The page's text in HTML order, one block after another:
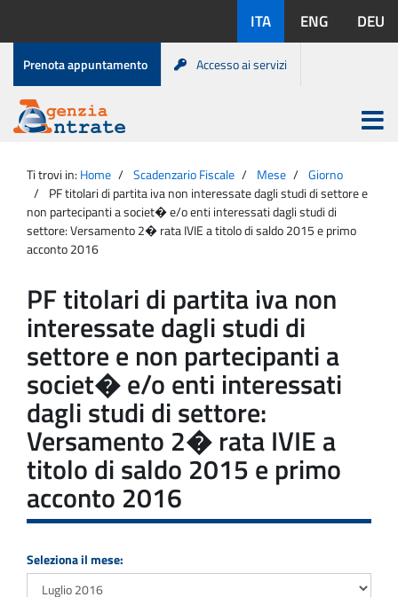
contenuto
disponibili:
ITA ENG DEU
Menu
di
servizio
Prenota appuntamento Accesso ai servizi
Agenzia
Entrate
Apri
menu
principale
Ti trovi in: Home Scadenzario Fiscale Mese
Giorno
PF titolari di partita iva non interessate dagli studi di settore e
non partecipanti a societ� e/o enti interessati dagli studi di
settore: Versamento 2� rata IVIE a titolo di saldo 2015 e primo
acconto 2016
PF titolari di partita iva non
interessate dagli studi di
settore e non partecipanti a
societ� e/o enti interessati
dagli studi di settore:
Versamento 2� rata IVIE a
titolo di saldo 2015 e primo
acconto 2016
Seleziona il mese: